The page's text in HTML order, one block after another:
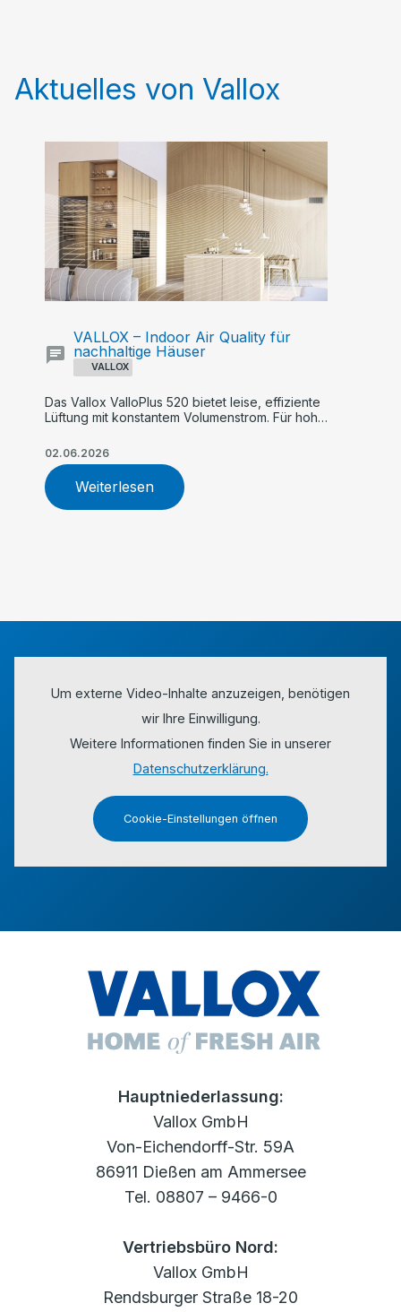
Aktuelles von Vallox
VALLOX
VALLOX – Indoor Air Quality für
nachhaltige Häuser
Das Vallox ValloPlus 520 bietet leise, effiziente
Lüftung mit konstantem Volumenstrom. Für hohe
maximalen Komfort im Einfamilienhaus.
02.06.2026
Weiterlesen
Um externe Video-Inhalte anzuzeigen, benötigen
wir Ihre Einwilligung.
Weitere Informationen finden Sie in unserer
Datenschutzerklärung.
Cookie-Einstellungen öffnen
Hauptniederlassung:
Vallox GmbH
Von-Eichendorff-Str. 59A
86911 Dießen am Ammersee
Tel. 08807 – 9466-0
Vertriebsbüro Nord:
Vallox GmbH
Rendsburger Straße 18-20